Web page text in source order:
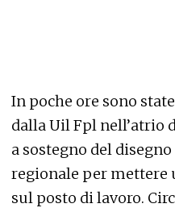
In poche ore sono
dalla Uil Fpl nell’atrio
a sostegno del
regionale per mettere
sul posto di lavoro.